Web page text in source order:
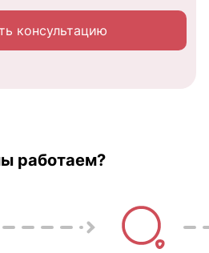
консультацию
работаем?